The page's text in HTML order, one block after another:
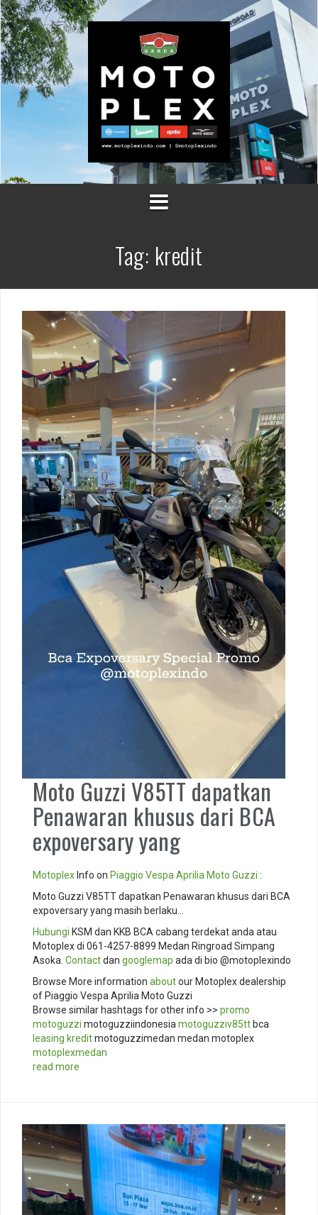
Skip
to
content
Tag: kredit
Moto Guzzi V85TT dapatkan
Penawaran khusus dari BCA
expoversary yang
Motoplex Info on Piaggio VespaAprilia Moto Guzzi :
Moto Guzzi V85TT dapatkan Penawaran khusus dari BCA
expoversary yang masih berlaku…
Hubungi KSM dan KKB BCA cabang terdekat anda atau
Motoplex di 061-4257-8899 Medan Ringroad Simpang
Asoka. Contactdan googlemap ada di bio @motoplexindo
Browse More information aboutour Motoplex dealership
of Piaggio Vespa Aprilia Moto Guzzi
Browse similar hashtags for other info >> promo
motoguzzi motoguzziindonesiamotoguzziv85tt bca
leasing kreditmotoguzzimedan medan motoplex
motoplexmedan
read more